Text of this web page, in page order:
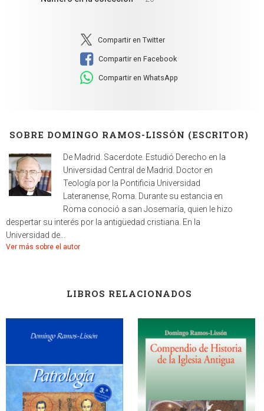
Compartir en Twitter
Compartir en Facebook
Compartir en WhatsApp
SOBRE DOMINGO RAMOS-LISSÓN (ESCRITOR)
De Madrid. Sacerdote. Estudió Derecho en la
Universidad Central de Madrid. Doctor en
Teología por la Pontificia Universidad
Lateranense, Roma. Durante su estancia en
Roma conoció a san Josemaría, quien le hizo
despertar su interés por la antigüedad cristiana. En la
Universidad de...
Ver más sobre el autor
LIBROS RELACIONADOS